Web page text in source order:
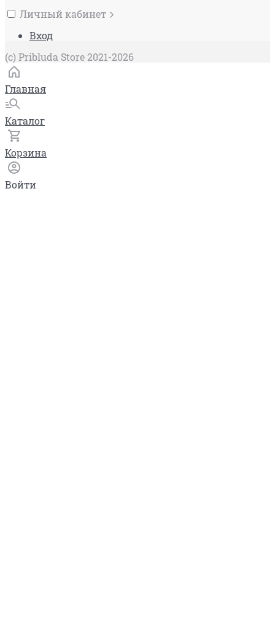
Личный кабинет
Вход
(c) Pribluda Store 2021-2026
Главная
Каталог
Корзина
Войти